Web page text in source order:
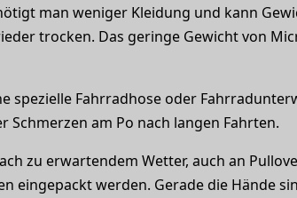
man weniger Kleidung und kann
trocken. Das geringe Gewicht von
spezielle Fahrradhose oder
am Po nach langen Fahrten.
zu erwartendem Wetter, auch an
eingepackt werden. Gerade die Hände